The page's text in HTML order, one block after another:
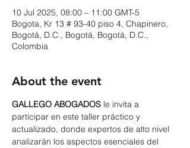
10 Jul 2025, 08:00 – 11:00 GMT-5
Bogota, Kr 13 # 93-40 piso 4, Chapinero,
Bogotá, D.C., Bogotá, Bogotá, D.C.,
Colombia
About the event
GALLEGO ABOGADOS le invita a
participar en este taller práctico y
actualizado, donde expertos de alto nivel
analizarán los aspectos esenciales del